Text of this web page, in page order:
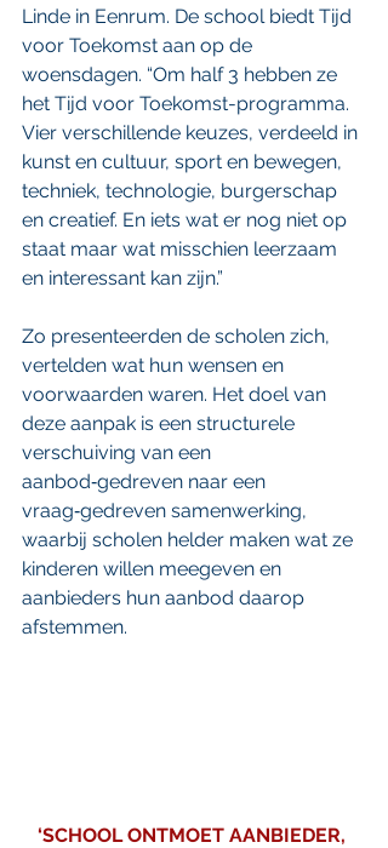
Linde in Eenrum. De school biedt Tijd
voor Toekomst aan op de
woensdagen. “Om half 3 hebben ze
het Tijd voor Toekomst-programma.
Vier verschillende keuzes, verdeeld in
kunst en cultuur, sport en bewegen,
techniek, technologie, burgerschap
en creatief. En iets wat er nog niet op
staat maar wat misschien leerzaam
en interessant kan zijn.”
Zo presenteerden de scholen zich,
vertelden wat hun wensen en
voorwaarden waren. Het doel van
deze aanpak is een structurele
verschuiving van een
aanbod‑gedreven naar een
vraag‑gedreven samenwerking,
waarbij scholen helder maken wat ze
kinderen willen meegeven en
aanbieders hun aanbod daarop
afstemmen.
‘SCHOOL ONTMOET AANBIEDER,